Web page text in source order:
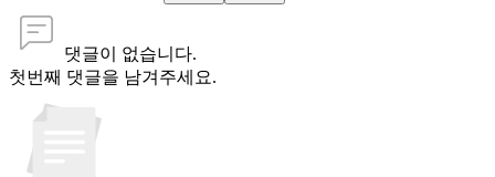
댓글이 없습니다.
첫번째 댓글을 남겨주세요.